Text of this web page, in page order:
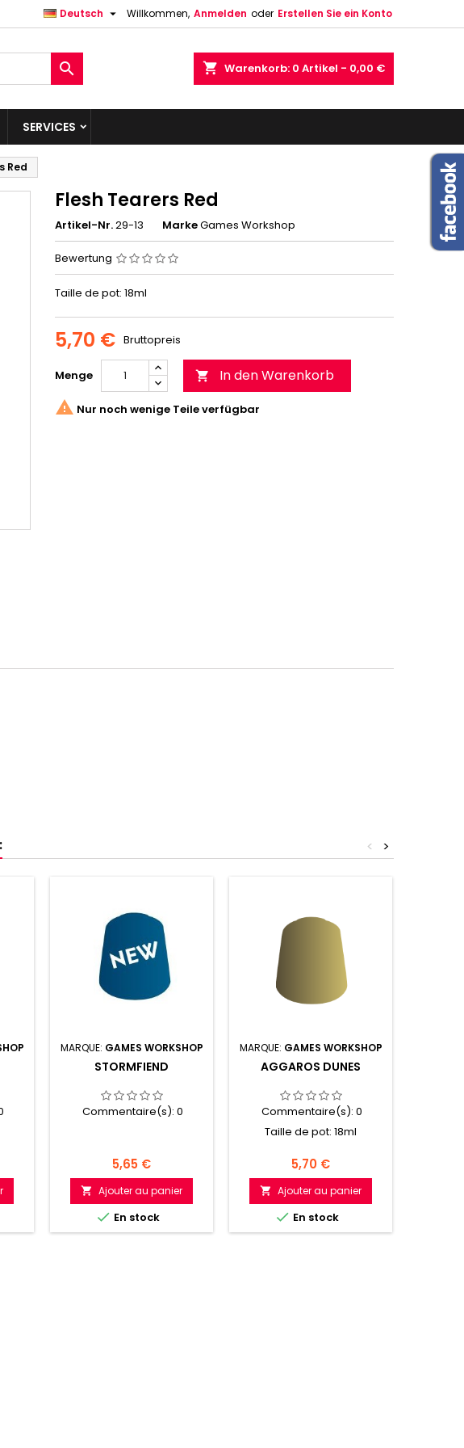
Willkommen, Anmelden oder Erstellen Sie ein Konto
Deutsch 
shopping_cart Warenkorb: 0 Artikel - 0,00 €

SERVICES
Red
Flesh Tearers Red
Artikel-Nr.29-13 MarkeGames Workshop
Bewertung
Taille de pot: 18ml
5,70 € Bruttopreis
Menge  In den Warenkorb
 Nur noch wenige Teile verfügbar
>
<
MARQUE: GAMES WORKSHOP
STORMFIEND
Commentaire(s): 0
Prix
5,65 €
 Ajouter au panier
 En stock
MARQUE: GAMES WORKSHOP
AGGAROS DUNES
Commentaire(s): 0
Taille de pot: 18ml
Prix
5,70 €
 Ajouter au panier
 En stock